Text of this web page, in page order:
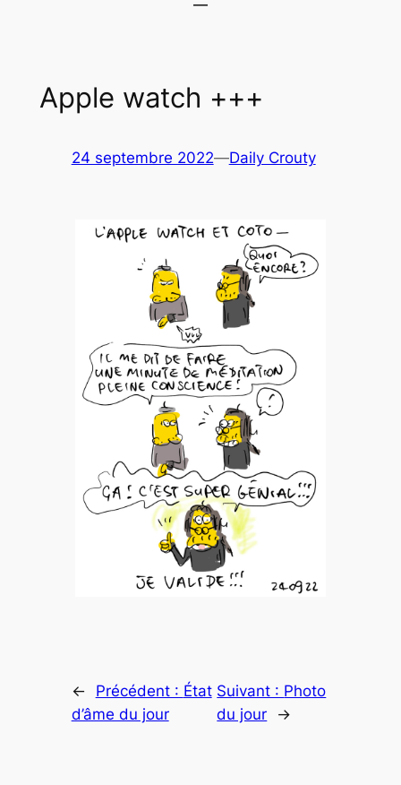
Apple watch +++
24 septembre 2022—Daily Crouty
← Précédent : État
d’âme du jour
Suivant : Photo
du jour
→